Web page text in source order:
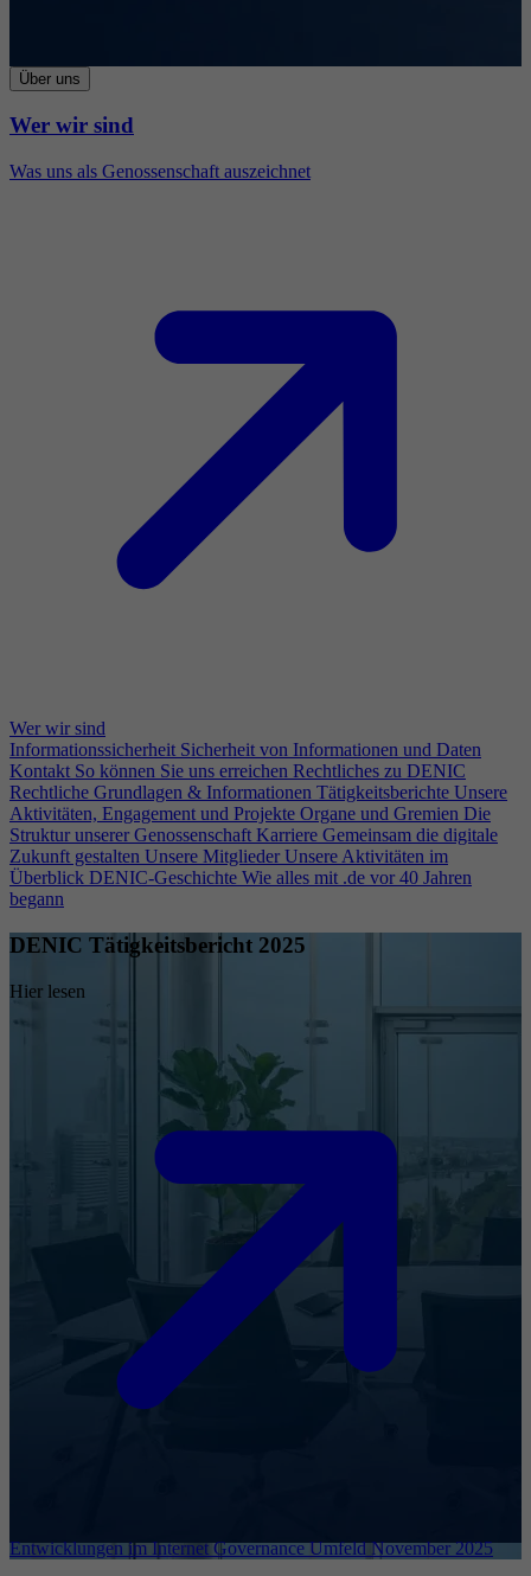
Über uns
Wer wir sind
Was uns als Genossenschaft auszeichnet
Wer wir sind
Informationssicherheit Sicherheit von Informationen und Daten
Kontakt So können Sie uns erreichen Rechtliches zu DENIC
Rechtliche Grundlagen & Informationen Tätigkeitsberichte Unsere
Aktivitäten, Engagement und Projekte Organe und Gremien Die
Struktur unserer Genossenschaft Karriere Gemeinsam die digitale
Zukunft gestalten Unsere Mitglieder Unsere Aktivitäten im
Überblick DENIC-Geschichte Wie alles mit .de vor 40 Jahren
begann
DENIC Tätigkeitsbericht 2025
Hier lesen
Entwicklungen im Internet Governance Umfeld November 2025